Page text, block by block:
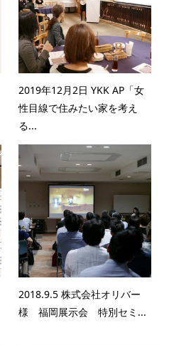
2019年12月2日 YKK AP「女
性目線で住みたい家を考え
る...
2018.9.5 株式会社オリバー
様 福岡展示会 特別セミ...